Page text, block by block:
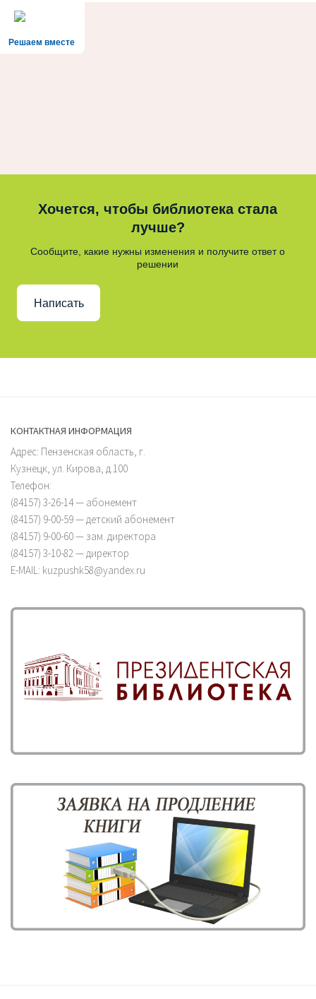
Решаем вместе
Хочется, чтобы библиотека стала
лучше?
Сообщите, какие нужны изменения и получите ответ о
решении
Написать
КОНТАКТНАЯ ИНФОРМАЦИЯ
Адрес: Пензенская область, г.
Кузнецк, ул. Кирова, д.100
Телефон:
(84157) 3-26-14 — абонемент
(84157) 9-00-59 — детский абонемент
(84157) 9-00-60 — зам. директора
(84157) 3-10-82 — директор
E-MAIL: kuzpushk58@yandex.ru